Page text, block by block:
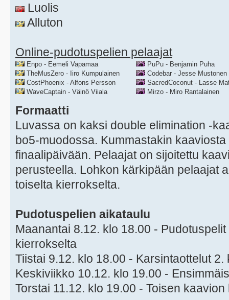
Luolis
Alluton
Online-pudotuspelien pelaajat
Enpo - Eemeli Vapamaa
TheMusZero - Iiro Kumpulainen
CostPhoenix - Alfons Persson
WaveCaptain - Väinö Viiala
PuPu - Benjamin Puha
Codebar - Jesse Mustonen
SacredCoconut - Lasse
Mirzo - Miro Rantalainen
Formaatti
Luvassa on kaksi double elimination -
bo5-muodossa. Kummastakin
finaalipäivään. Pelaajat on sijoitettu
perusteella. Lohkon kärkipään pelaajat
toiselta kierrokselta.
Pudotuspelien aikataulu
Maanantai 8.12. klo 18.00 -
kierrokselta
Tiistai 9.12. klo 18.00 - Karsintaottelut 2.
Keskiviikko 10.12. klo 19.00 -
Torstai 11.12. klo 19.00 - Toisen